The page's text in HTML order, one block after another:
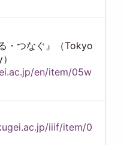
・つなぐ』（Tokyo
en/item/05w
iiif/item/0